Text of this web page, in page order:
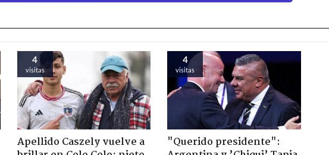
4
visitas
Apellido Caszely vuelve a
4
visitas
"Querido presidente":